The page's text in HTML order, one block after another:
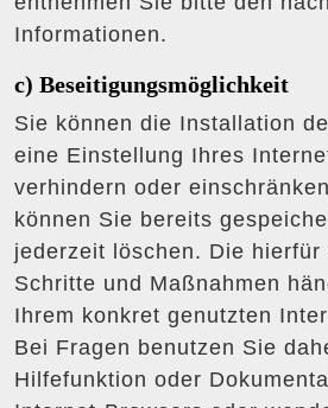
Informationen.
c) Beseitigungsmöglichkeit
Sie können die Installation
eine Einstellung Ihres
verhindern oder
können Sie bereits
jederzeit löschen. Die hierfür
Schritte und Maßnahmen
Ihrem konkret genutzten
Bei Fragen benutzen Sie
Hilfefunktion oder